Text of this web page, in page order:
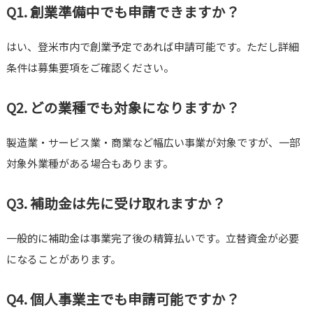
Q1. 創業準備中でも申請できますか？
はい、登米市内で創業予定であれば申請可能です。ただし詳細
条件は募集要項をご確認ください。
Q2. どの業種でも対象になりますか？
製造業・サービス業・商業など幅広い事業が対象ですが、一部
対象外業種がある場合もあります。
Q3. 補助金は先に受け取れますか？
一般的に補助金は事業完了後の精算払いです。立替資金が必要
になることがあります。
Q4. 個人事業主でも申請可能ですか？